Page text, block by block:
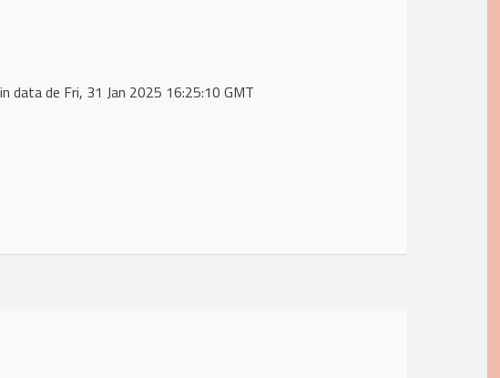
data de Fri, 31 Jan 2025 16:25:10 GMT